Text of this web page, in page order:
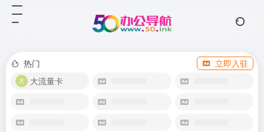
热门
立即入驻
大流量卡